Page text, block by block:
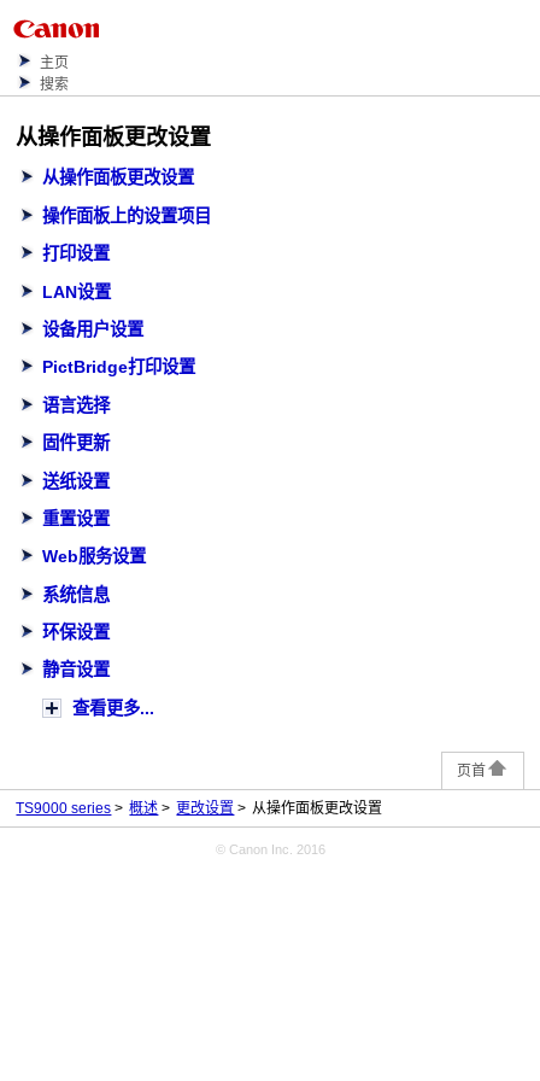
主页
搜索
从操作面板更改设置
从操作面板更改设置
操作面板上的设置项目
打印设置
LAN设置
设备用户设置
PictBridge打印设置
语言选择
固件更新
送纸设置
重置设置
Web服务设置
系统信息
环保设置
静音设置
查看更多...
页首
TS9000 series 概述 更改设置 从操作面板更改设置
© Canon Inc. 2016